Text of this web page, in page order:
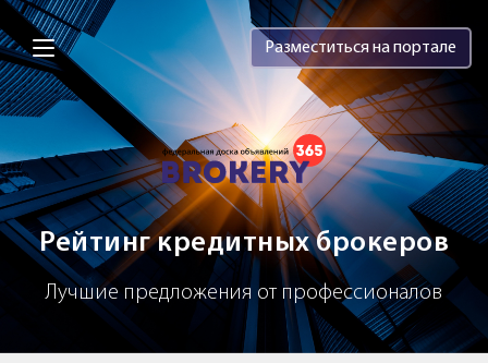
Brokery365 - Рейтинг кредитных
Разместиться на портале
Рейтинг кредитных брокеров
Лучшие предложения от профессионалов